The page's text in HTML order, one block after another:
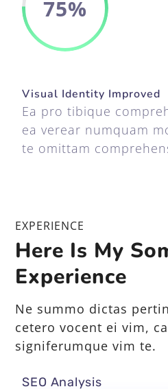
75%
Visual Identity Improved
Ea pro tibique
ea verear numquam
te omittam
EXPERIENCE
Here Is My
Experience
Ne summo dictas
cetero vocent ei vim,
signiferumque vim te.
SEO Analysis